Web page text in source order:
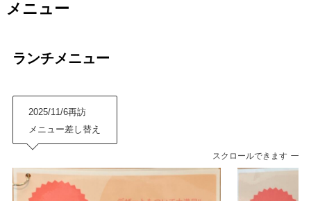
メニュー
ランチメニュー
2025/11/6再訪
メニュー差し替え
スクロールできます